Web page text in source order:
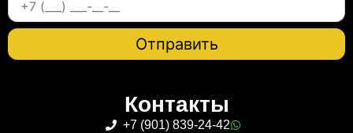
Контакты
+7 (901) 839-24-42